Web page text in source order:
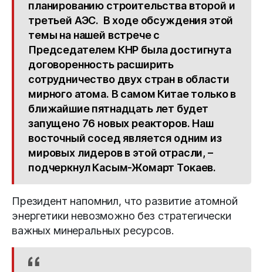
планированию строительства второй и
третьей АЭС. В ходе обсуждения этой
темы на нашей встрече с
Председателем КНР была достигнута
договоренность расширить
сотрудничество двух стран в области
мирного атома. В самом Китае только в
ближайшие пятнадцать лет будет
запущено 76 новых реакторов. Наш
восточный сосед является одним из
мировых лидеров в этой отрасли, –
подчеркнул Касым-Жомарт Токаев.
Президент напомнил, что развитие атомной
энергетики невозможно без стратегически
важных минеральных ресурсов.